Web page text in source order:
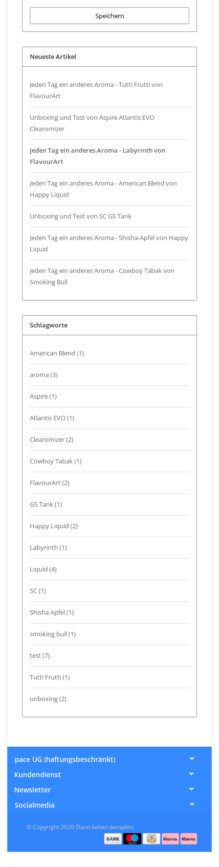
Speichern
Neueste Artikel
Jeden Tag ein anderes Aroma - Tutti Frutti von
FlavourArt
Unboxing und Test von Aspire Atlantis EVO
Clearomizer
Jeden Tag ein anderes Aroma - Labyrinth von
FlavourArt
Jeden Tag ein anderes Aroma - American Blend von
Happy Liquid
Unboxing und Test von SC GS Tank
Jeden Tag ein anderes Aroma - Shisha-Apfel von Happy
Liquid
Jeden Tag ein anderes Aroma - Cowboy Tabak von
Smoking Bull
Schlagworte
American Blend (1)
aroma(3)
Aspire(1)
Atlantis EVO(1)
Clearomizer(2)
Cowboy Tabak(1)
FlavourArt(2)
GS Tank(1)
Happy Liquid (2)
Labyrinth (1)
Liquid (4)
SC(1)
Shisha Apfel(1)
smoking bull(1)
test(7)
Tutti Frutti(1)
unboxing(2)
pace UG (haftungsbeschränkt)
Kundendienst
Newsletter
Socialmedia
© Copyright 2026 Dann lieber dampfen